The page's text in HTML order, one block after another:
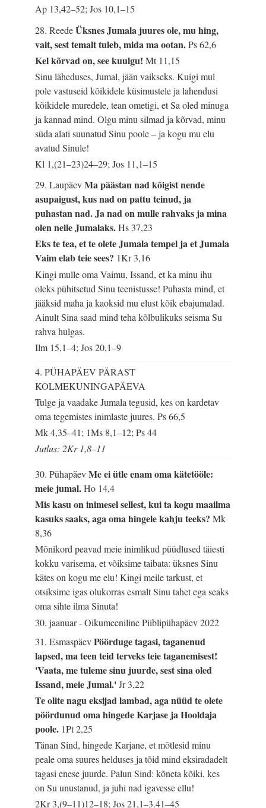
Ap 13,42–52; Jos 10,1–15
28. ReedeÜksnes Jumala juures ole, mu hing,
vait, sest temalt tuleb, mida ma ootan.Ps 62,6
Kel kõrvad on, see kuulgu!Mt 11,15
Sinu läheduses, Jumal, jään vaikseks. Kuigi mul
pole vastuseid kõikidele küsimustele ja lahendusi
kõikidele muredele, tean ometigi, et Sa oled minuga
ja kannad mind. Olgu minu silmad ja kõrvad, minu
süda alati suunatud Sinu poole – ja kogu mu elu
avatud Sinule!
Kl 1,(21–23)24–29; Jos 11,1–15
29. LaupäevMa päästan nad kõigist nende
asupaigust, kus nad on pattu teinud, ja
puhastan nad. Ja nad on mulle rahvaks ja mina
olen neile Jumalaks.Hs 37,23
Eks te tea, et te olete Jumala tempel ja et Jumala
Vaim elab teie sees? 1Kr 3,16
Kingi mulle oma Vaimu, Issand, et ka minu ihu
oleks pühitsetud Sinu teenistusse! Puhasta mind, et
jääksid maha ja kaoksid mu elust kõik ebajumalad.
Ainult Sina saad mind teha kõlbulikuks seisma Su
rahva hulgas.
Ilm 15,1–4; Jos 20,1–9
4. PÜHAPÄEV PÄRAST
KOLMEKUNINGAPÄEVA
Tulge ja vaadake Jumala tegusid, kes on kardetav
oma tegemistes inimlaste juures.Ps 66,5
Mk 4,35–41; 1Ms 8,1–12; Ps 44
Jutlus: 2Kr 1,8–11
30. PühapäevMe ei ütle enam oma kätetööle:
meie jumal.Ho 14,4
Mis kasu on inimesel sellest, kui ta kogu maailma
kasuks saaks, aga oma hingele kahju teeks?Mk
8,36
Mõnikord peavad meie inimlikud püüdlused täiesti
kokku varisema, et võiksime taibata: üksnes Sinu
kätes on kogu me elu! Kingi meile tarkust, et
otsiksime igas olukorras esmalt Sinu tahet ega seaks
oma sihte ilma Sinuta!
30. jaanuar - Oikumeeniline Piiblipühapäev 2022
31. EsmaspäevPöörduge tagasi, taganenud
lapsed, ma teen teid terveks teie taganemisest!
'Vaata, me tuleme sinu juurde, sest sina oled
Issand, meie Jumal.'Jr 3,22
Te olite nagu eksijad lambad, aga nüüd te olete
pöördunud oma hingede Karjase ja Hooldaja
poole. 1Pt 2,25
Tänan Sind, hingede Karjane, et mõtlesid minu
peale oma suures helduses ja tõid mind eksiradadelt
tagasi enese juurde. Palun Sind: kõneta kõiki, kes
on Su unustanud, ja juhi nad igavesse ellu!
2Kr 3,(9–11)12–18; Jos 21,1–3.41–45